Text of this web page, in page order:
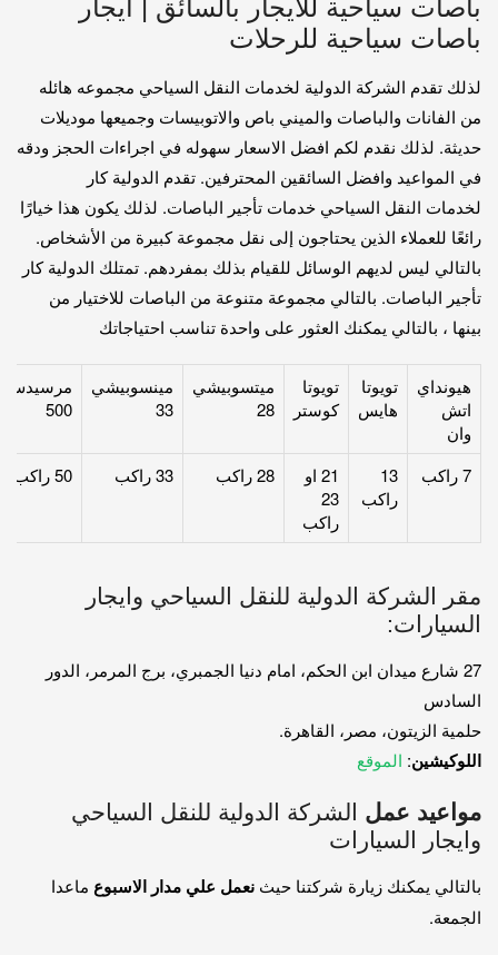
باصات سياحية للايجار بالسائق | ايجار
باصات سياحية للرحلات
لذلك تقدم الشركة الدولية لخدمات النقل السياحي مجموعه هائله
من الفانات والباصات والميني باص والاتوبيسات وجميعها موديلات
حديثة. لذلك نقدم لكم افضل الاسعار سهوله في اجراءات الحجز ودقه
في المواعيد وافضل السائقين المحترفين. تقدم الدولية كار
لخدمات النقل السياحي خدمات تأجير الباصات. لذلك يكون هذا خيارًا
رائعًا للعملاء الذين يحتاجون إلى نقل مجموعة كبيرة من الأشخاص.
بالتالي ليس لديهم الوسائل للقيام بذلك بمفردهم. تمتلك الدولية كار
تأجير الباصات. بالتالي مجموعة متنوعة من الباصات للاختيار من
بينها ، بالتالي يمكنك العثور على واحدة تناسب احتياجاتك
هيونداي
اتش
وان
تويوتا
هايس
تويوتا
كوستر
ميتسوبيشي
28
مينسوبيشي
33
مرسيدس
500
7 راكب
13
راكب
21 او
23
راكب
28 راكب 33 راكب 50 راكب
مقر الشركة الدولية للنقل السياحي وايجار
السيارات:
27 شارع ميدان ابن الحكم، امام دنيا الجمبري، برج المرمر، الدور
السادس
حلمية الزيتون، مصر، القاهرة.
اللوكيشين: الموقع
مواعيد عمل الشركة الدولية للنقل السياحي
وايجار السيارات
بالتالي يمكنك زيارة شركتنا حيث نعمل علي مدار الاسبوع ماعدا
الجمعة.